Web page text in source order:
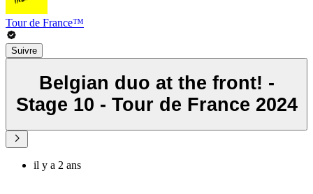
Tour de France™
Suivre
Belgian duo at the front! -
Stage 10 - Tour de France 2024
il y a 2 ans